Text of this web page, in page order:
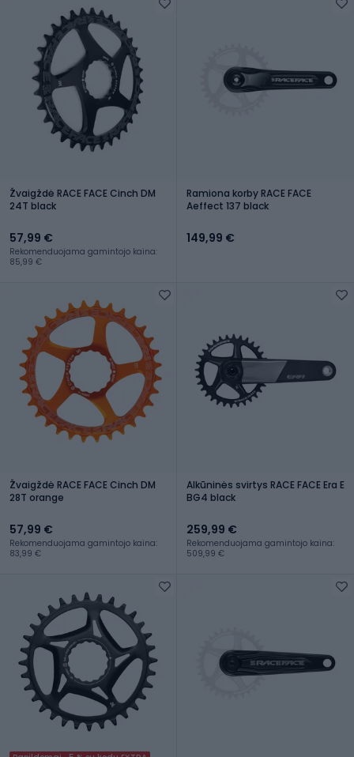
Žvaigždė RACE FACE Cinch DM
24T black
57,99 €
Rekomenduojama gamintojo kaina:
85,99 €
Ramiona korby RACE FACE
Aeffect 137 black
149,99 €
Žvaigždė RACE FACE Cinch DM
28T orange
57,99 €
Rekomenduojama gamintojo kaina:
83,99 €
Alkūninės svirtys RACE FACE Era E
BG4 black
259,99 €
Rekomenduojama gamintojo kaina:
509,99 €